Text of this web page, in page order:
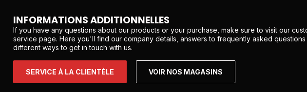
INFORMATIONS ADDITIONNELLES
If you have any questions about our products or your purchase, make sure to visit our
service page. Here you'll find our company details, answers to frequently asked questions
different ways to get in touch with us.
SERVICE À LA CLIENTÈLE VOIR NOS MAGASINS